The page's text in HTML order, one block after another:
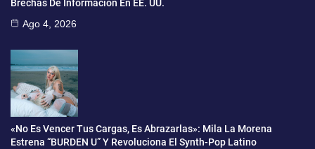
Brechas De Información En EE. UU.
Ago 4, 2026
«No Es Vencer Tus Cargas, Es Abrazarlas»: Mila La Morena
Estrena “BURDEN U” Y Revoluciona El Synth-Pop Latino